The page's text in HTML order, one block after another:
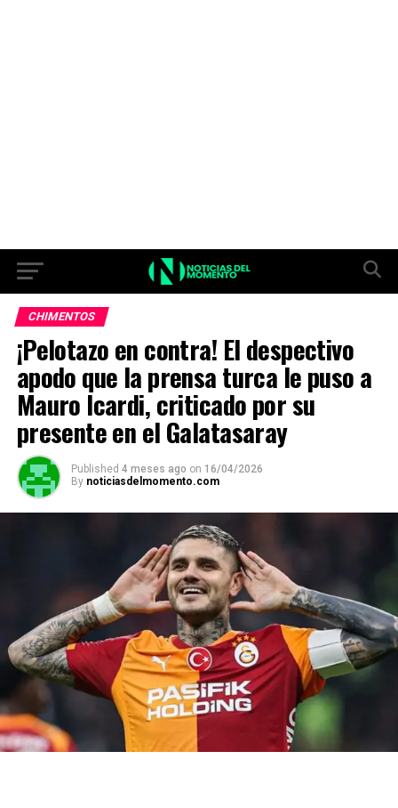
CHIMENTOS
¡Pelotazo en contra! El despectivo
apodo que la prensa turca le puso a
Mauro Icardi, criticado por su
presente en el Galatasaray
Published 4 meses ago on 16/04/2026
By noticiasdelmomento.com